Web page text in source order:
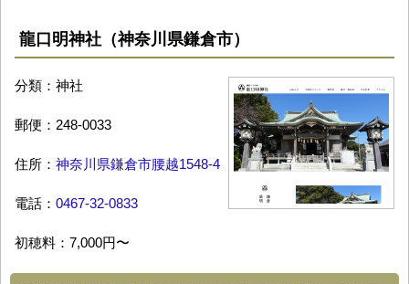
龍口明神社（神奈川県鎌倉市）
分類：神社
郵便：248-0033
住所： 神奈川県鎌倉市腰越1548-4
電話： 0467-32-0833
初穂料：7,000円〜